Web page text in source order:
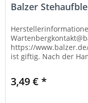
Balzer
https://
ist giftig. Nach der
3,49 € *